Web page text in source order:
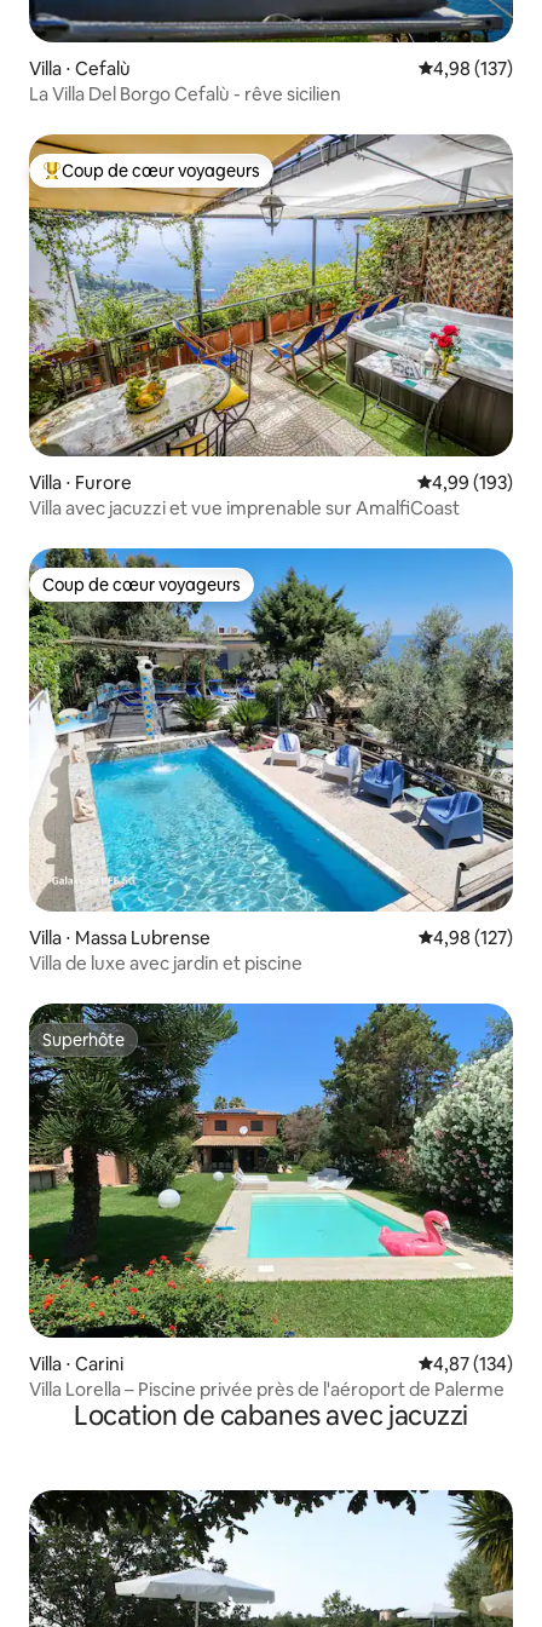
Villa ⋅ Cefalù Évaluation
4,98 (137)
La Villa Del Borgo Cefalù - rêve sicilien
Coups de cœur voyageurs les plus appréciés
Coup de cœur voyageurs
Villa ⋅ Furore Évaluation
4,99 (193)
Villa avec jacuzzi et vue imprenable sur AmalfiCoast
Coup de cœur voyageurs
Coup de cœur voyageurs
Villa ⋅ Massa Lubrense Évaluation
4,98 (127)
Villa de luxe avec jardin et piscine
Superhôte
Superhôte
Villa ⋅ Carini Évaluation
4,87 (134)
Villa Lorella – Piscine privée près de l'aéroport de Palerme
Location de cabanes avec jacuzzi